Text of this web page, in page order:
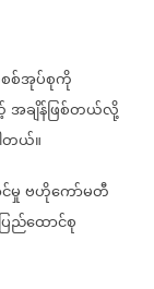
စ်အုပ်စုကို
အချိန်ဖြစ်တယ်လို့
တယ်။
မှုဗဟိုကော်မတီ
ပြည်ထောင်စု